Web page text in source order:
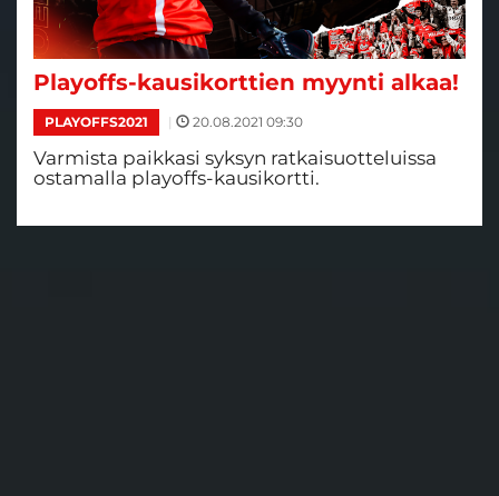
Playoffs-kausikorttien myynti alkaa!
PLAYOFFS2021 | 20.08.2021 09:30
Varmista paikkasi syksyn ratkaisuotteluissa
ostamalla playoffs-kausikortti.